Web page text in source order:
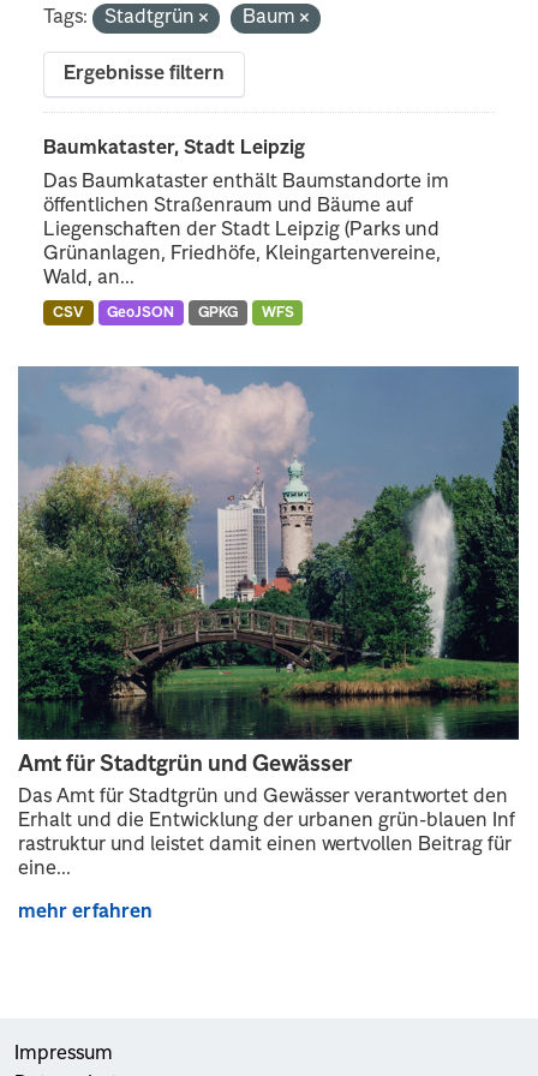
Amt für Stadtgrün und Gewässer
Das Amt für Stadtgrün und Gewässer verantwortet den
Erhalt und die Entwicklung der urbanen grün-blauen Inf
rastruktur und leistet damit einen wertvollen Beitrag für
eine...
mehr erfahren
Tags: Stadtgrün Baum
Ergebnisse filtern
Baumkataster, Stadt Leipzig
Das Baumkataster enthält Baumstandorte im
öffentlichen Straßenraum und Bäume auf
Liegenschaften der Stadt Leipzig (Parks und
Grünanlagen, Friedhöfe, Kleingartenvereine,
Wald, an...
CSV GeoJSON GPKG WFS
Impressum